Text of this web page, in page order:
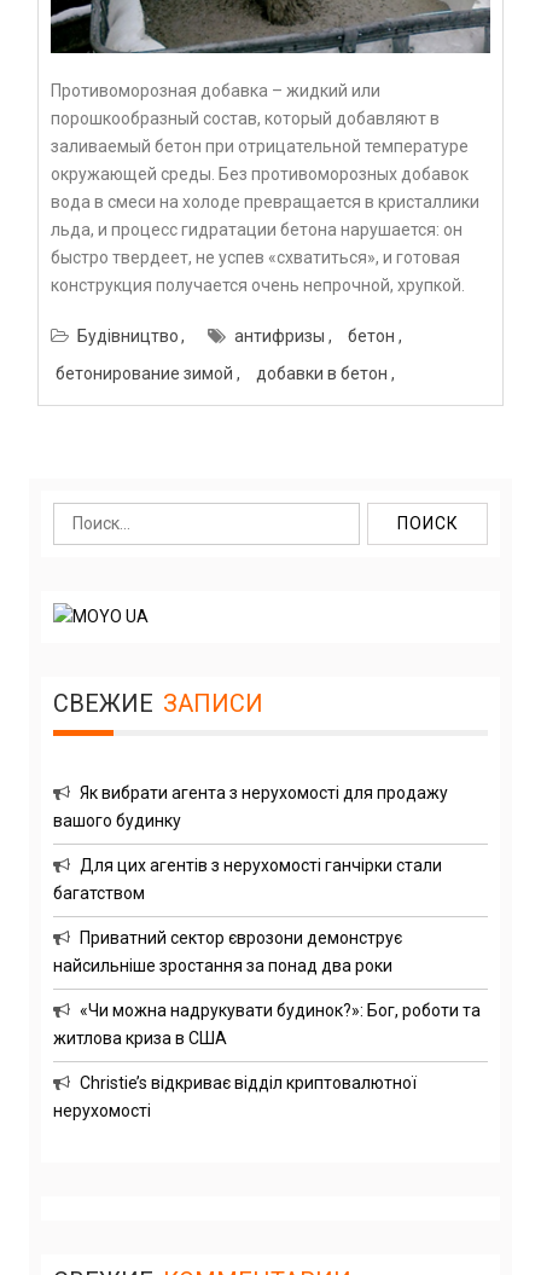
Противоморозная добавка – жидкий или
порошкообразный состав, который добавляют в
заливаемый бетон при отрицательной температуре
окружающей среды. Без противоморозных добавок
вода в смеси на холоде превращается в кристаллики
льда, и процесс гидратации бетона нарушается: он
быстро твердеет, не успев «схватиться», и готовая
конструкция получается очень непрочной, хрупкой.
Будівництво антифризы
бетон
бетонирование зимой
добавки в бетон
Найти:
СВЕЖИЕ ЗАПИСИ
Як вибрати агента з нерухомості для продажу
вашого будинку
Для цих агентів з нерухомості ганчірки стали
багатством
Приватний сектор єврозони демонструє
найсильніше зростання за понад два роки
«Чи можна надрукувати будинок?»: Бог, роботи та
житлова криза в США
Christie’s відкриває відділ криптовалютної
нерухомості